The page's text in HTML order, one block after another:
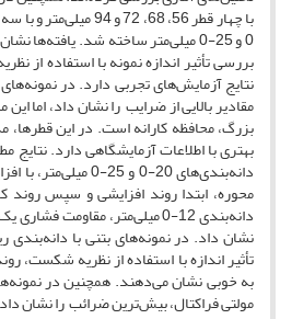
0 و 25-0 میلی‌متر ساخته شد.
بررسی تأثیر اندازه نمونه با استفاده از
نتایج آزمایش‌های تجربی دارد. در
مقادیر بالایی از ضرایب را نشان داد، اما
بزرگ، محافظه کارانه است. در این
بهتری با اطلاعات آزمایشگاهی دارد. نتایج
دانه‌بندی‌های 20-0 و
محوره، ابتدا روند افزایشی و سپس روند
دانه‌بندی 12-0 میلی‌متر، مقاومت
نشان داد. در نمونه‌های بتنی با دانه‌بندی
تأثیر اندازه با استفاده از نظریه شکست،
به خوبی نشان می‌دهند. همچنین در
مولتی فراکتال، بیش‌ترین ضرائب را نشان